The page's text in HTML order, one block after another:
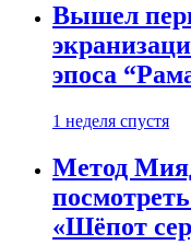
Вышел
эпоса
1 неделя спустя
Метод
«Шёпот